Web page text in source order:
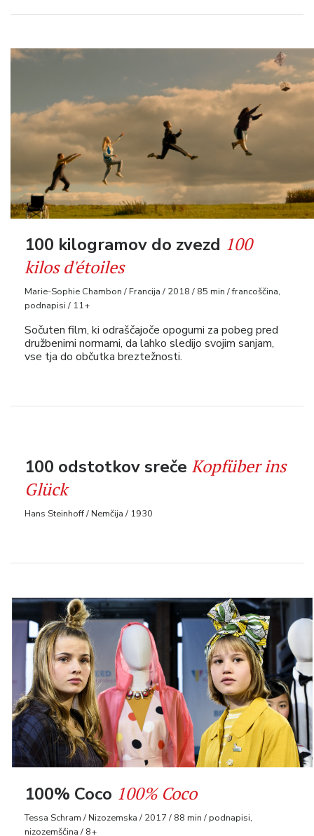
100 kilogramov do zvezd 100
kilos d'étoiles
Marie-Sophie Chambon / Francija / 2018 / 85 min / francoščina,
podnapisi / 11+
Sočuten film, ki odraščajoče opogumi za pobeg pred
družbenimi normami, da lahko sledijo svojim sanjam,
vse tja do občutka breztežnosti.
100 odstotkov sreče Kopfüber ins
Glück
Hans Steinhoff / Nemčija / 1930
100% Coco 100% Coco
Tessa Schram / Nizozemska / 2017 / 88 min / podnapisi,
nizozemščina / 8+